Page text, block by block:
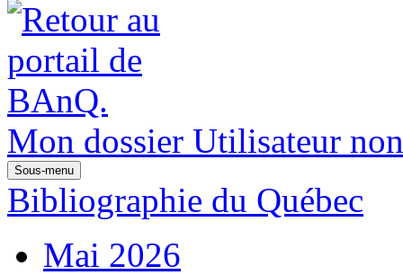
Mon dossier Utilisateur
Sous-menu
Bibliographie du Québec
Mai 2026